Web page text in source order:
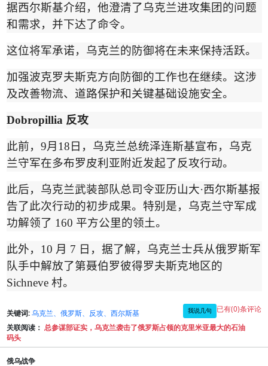
据西尔斯基介绍，他澄清了乌克兰进攻集团的问题
和需求，并下达了命令。
这位将军承诺，乌克兰的防御将在未来保持活跃。
加强波克罗夫斯克方向防御的工作也在继续。这涉
及改善物流、道路保护和关键基础设施安全。
Dobropillia 反攻
此前， 9月 18日，乌克兰总统泽连斯基宣布， 乌克
兰守军在多布罗皮利亚附近发起了反攻行动。
此后，乌克兰武装部队总司令亚历山大·西尔斯基报
告了此次行动的初步成果。特别是，乌克兰守军成
功解领了 160 平方公里的领土。
此外， 10 月 7 日，据了解， 乌克兰士兵从俄罗斯军
队手中解放了第聂伯罗彼得罗夫斯克地区的
Sichneve 村。
关键词: 乌克兰、俄罗斯、反攻、西尔斯基 我说几句 已有(0)条评论
关联阅读： 总参谋部证实，乌克兰袭击了俄罗斯占领的克里米亚最大的石油
码头
俄乌战争